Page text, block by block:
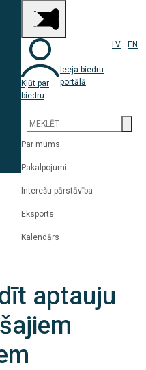
Kļūt par
biedru
Ieeja biedru
portālā
LV EN
Par mums
Pakalpojumi
Interešu pārstāvība
Eksports
Kalendārs
aptauju